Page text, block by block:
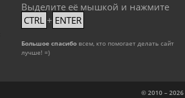
Выделите её мышкой и нажмите
CTRL + ENTER
Большое спасибо всем, кто помогает делать сайт
лучше! =)
© 2010 – 2026